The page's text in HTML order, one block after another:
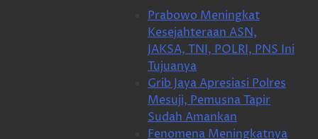
Prabowo Meningkat
Kesejahteraan ASN,
JAKSA, TNI, POLRI, PNS Ini
Tujuanya
Grib Jaya Apresiasi Polres
Mesuji, Pemusna Tapir
Sudah Amankan
Fenomena Meningkatnya